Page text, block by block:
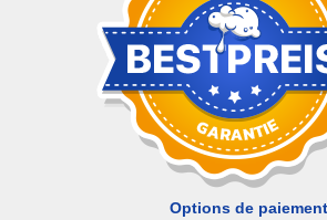
Options de paiement